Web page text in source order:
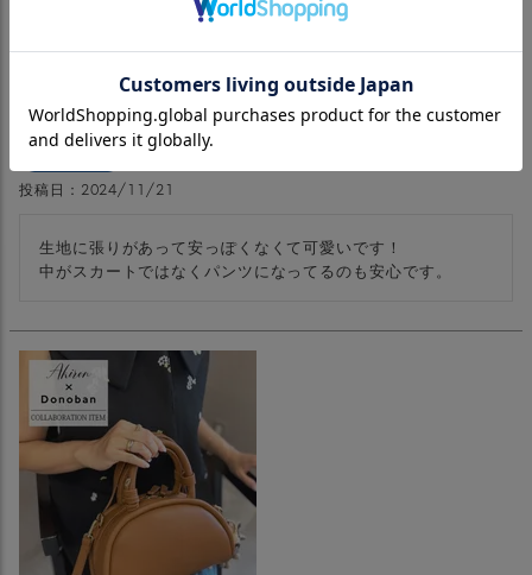
バルーンスカート メール便
投稿日 2024/11/21
生地に張りがあって安っぽくなくて可愛いです！
中がスカートではなくパンツになってるのも安心です。